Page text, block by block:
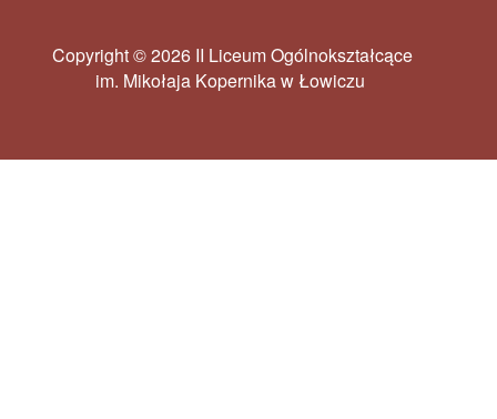
Copyright © 2026 II Liceum Ogólnokształcące
im. Mikołaja Kopernika w Łowiczu